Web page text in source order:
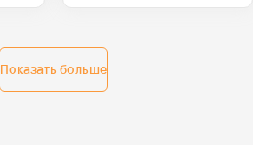
Показать больше